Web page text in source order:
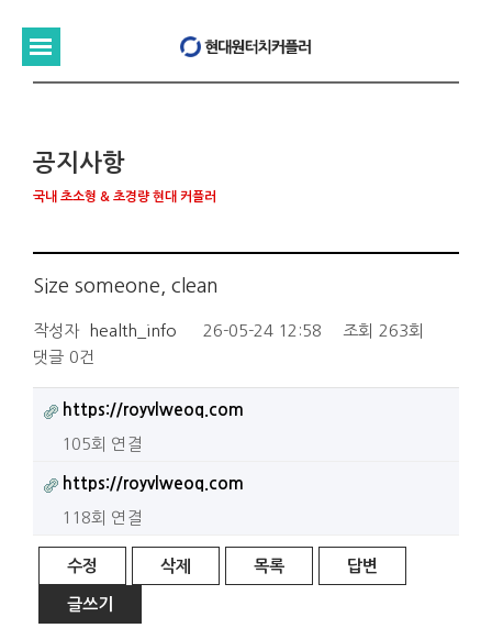
공지사항
국내 초소형 & 초경량 현대 커플러
Size someone, clean
작성자 health_info 26-05-24 12:58 조회
263회
댓글 0건
https://royvlweoq.com
105회 연결
https://royvlweoq.com
118회 연결
수정 삭제 목록 답변
글쓰기